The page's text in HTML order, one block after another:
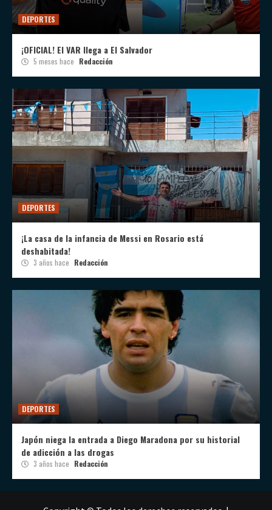
DEPORTES
¡OFICIAL! El VAR llega a El Salvador
5 meses hace Redacción
DEPORTES
¡La casa de la infancia de Messi en Rosario está
deshabitada!
3 años hace Redacción
DEPORTES
Japón niega la entrada a Diego Maradona por su historial
de adicción a las drogas
3 años hace Redacción